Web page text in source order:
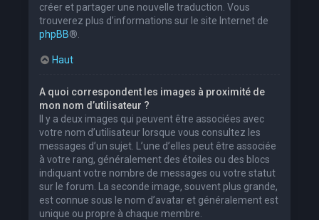
créer et partager une nouvelle traduction. Vous
trouverez plus d’informations sur le site Internet de
phpBB®.
Haut
A quoi correspondent les images à proximité de
mon nom d’utilisateur ?
Il y a deux images qui peuvent être associées avec
votre nom d’utilisateur lorsque vous consultez les
messages d’un sujet. L’une d’elles peut être associée
à votre rang, généralement des étoiles ou des blocs
indiquant votre nombre de messages ou votre statut
sur le forum. La seconde image, souvent plus grande,
est connue sous le nom d’avatar et généralement est
unique ou propre à chaque membre.